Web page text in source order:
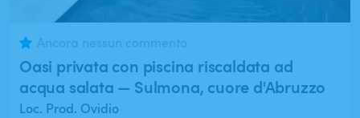
Oasi privata con piscina riscaldata ad
acqua salata — Sulmona, cuore d'Abruzzo
Loc. Prod. Ovidio